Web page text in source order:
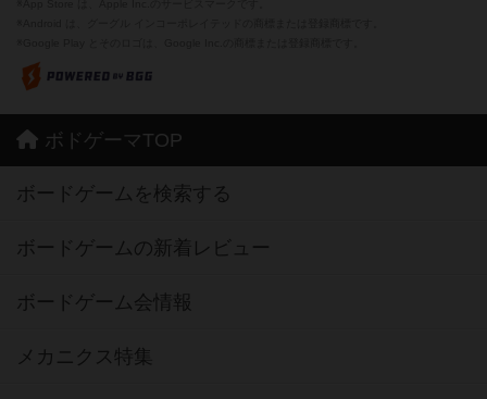
ボドゲーマTOP
ボードゲームを検索する
ボードゲームの新着レビュー
ボードゲーム会情報
メカニクス特集